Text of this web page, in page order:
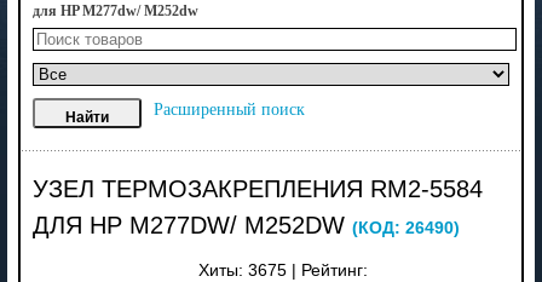
для HP М277dw/ M252dw
Расширенный поиск
УЗЕЛ ТЕРМОЗАКРЕПЛЕНИЯ RM2-5584
ДЛЯ HP М277DW/ M252DW (КОД: 26490)
Хиты: 3675 Рейтинг: